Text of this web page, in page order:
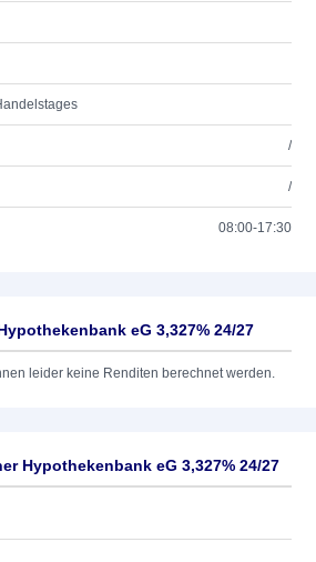
/
/
08:00-17:30
eG 3,327% 24/27
leider keine Renditen berechnet werden.
Hypothekenbank eG 3,327% 24/27